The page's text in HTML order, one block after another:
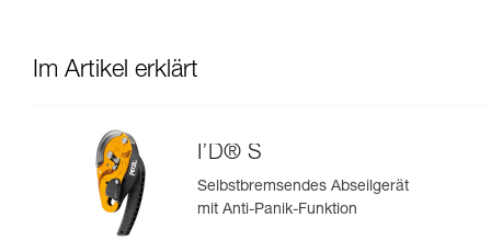
Im Artikel erklärt
I’D® S
Selbstbremsendes Abseilgerät
mit Anti-Panik-Funktion